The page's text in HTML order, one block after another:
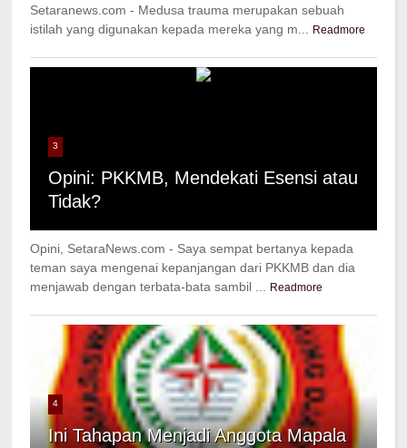
Setaranews.com - Medusa trauma merupakan sebuah
istilah yang digunakan kepada mereka yang m...
Readmore
3
Opini: PKKMB, Mendekati Esensi atau
Tidak?
Opini, SetaraNews.com - Saya sempat bertanya kepada
teman saya mengenai kepanjangan dari PKKMB dan dia
menjawab dengan terbata-bata sambil ...
Readmore
4
Ini Tahapan Menjadi Anggota Mapala